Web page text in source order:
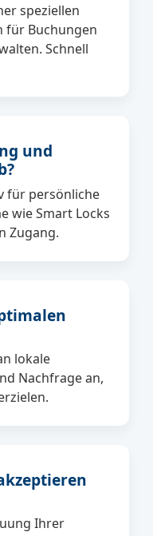
speziellen
für Buchungen
Schnell
und
für persönliche
wie Smart Locks
Zugang.
lokale
Nachfrage an,
Ihrer